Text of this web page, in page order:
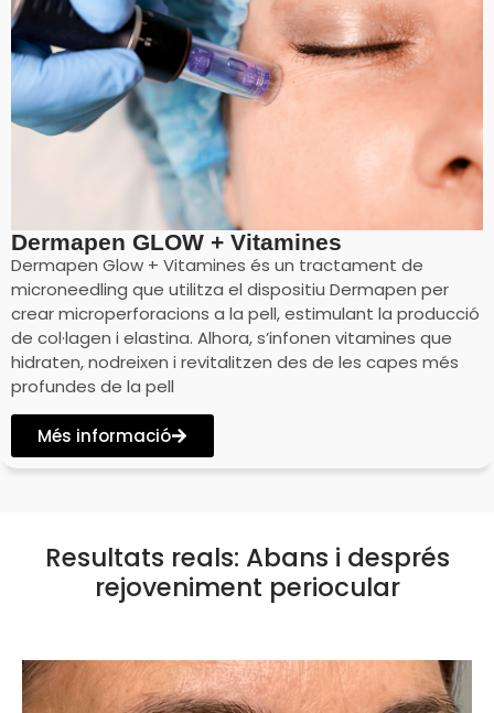
Dermapen GLOW + Vitamines
Dermapen Glow + Vitamines és un tractament de
microneedling que utilitza el dispositiu Dermapen per
crear microperforacions a la pell, estimulant la producció
de col·lagen i elastina. Alhora, s’infonen vitamines que
hidraten, nodreixen i revitalitzen des de les capes més
profundes de la pell
Més informació
Resultats reals: Abans i després
rejoveniment periocular